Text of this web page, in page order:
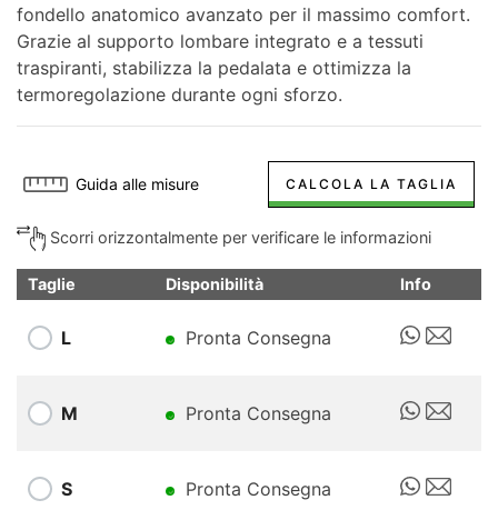
fondello anatomico avanzato per il massimo comfort.
Grazie al supporto lombare integrato e a tessuti
traspiranti, stabilizza la pedalata e ottimizza la
termoregolazione durante ogni sforzo.
Guida alle misure CALCOLA LA TAGLIA
Scorri orizzontalmente per verificare le informazioni
Taglie Disponibilità Info
L Pronta Consegna
M Pronta Consegna
S Pronta Consegna